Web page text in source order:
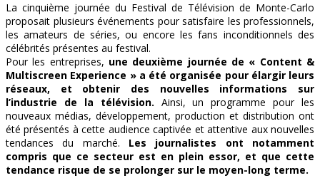
La cinquième journée du Festival de Télévision de Monte-Carlo
proposait plusieurs événements pour satisfaire les professionnels,
les amateurs de séries, ou encore les fans inconditionnels des
célébrités présentes au festival.
Pour les entreprises, une deuxième journée de « Content &
Multiscreen Experience » a été organisée pour élargir leurs
réseaux, et obtenir des nouvelles informations sur
l’industrie de la télévision. Ainsi, un programme pour les
nouveaux médias, développement, production et distribution ont
été présentés à cette audience captivée et attentive aux nouvelles
tendances du marché. Les journalistes ont notamment
compris que ce secteur est en plein essor, et que cette
tendance risque de se prolonger sur le moyen-long terme.